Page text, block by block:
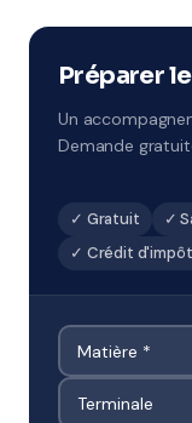
directement
Préparer
Un
Demande
✓ Gratuit ✓
✓ Crédit